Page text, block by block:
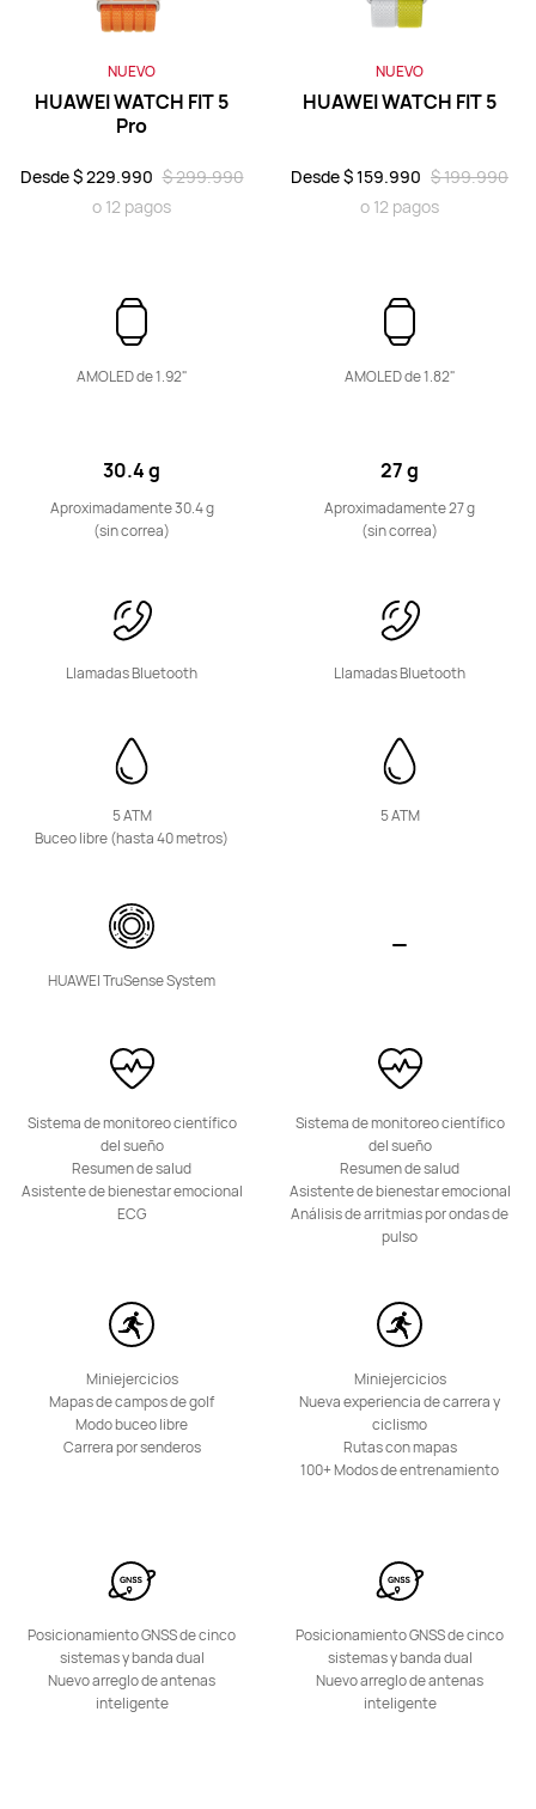
$ 49.990
Comprar
HUAWEI Band 10
Comprar
HUAWEI Band 7
Conoce más
WATCH KIDS Series
$ 299.990
o 12 pagos
Conoce más Comprar
HUAWEI WATCH KIDS 4 Pro
Desde $ 109.990 $ 169.990
o 12 pagos
Notificarme
NUEVO
HUAWEI WATCH FIT 5
Pro
Desde $ 229.990 $ 299.990
o 12 pagos
AMOLED de 1.92"
30.4 g
Aproximadamente 30.4 g
(sin correa)
Llamadas Bluetooth
5 ATM
Buceo libre (hasta 40 metros)
HUAWEI TruSense System
Sistema de monitoreo científico
del sueño
Resumen de salud
Asistente de bienestar emocional
ECG
Miniejercicios
Mapas de campos de golf
Modo buceo libre
Carrera por senderos
Posicionamiento GNSS de cinco
sistemas y banda dual
Nuevo arreglo de antenas
inteligente
NUEVO
HUAWEI WATCH FIT 5
Desde $ 159.990 $ 199.990
o 12 pagos
AMOLED de 1.82"
27 g
Aproximadamente 27 g
(sin correa)
Llamadas Bluetooth
5 ATM
Sistema de monitoreo científico
del sueño
Resumen de salud
Asistente de bienestar emocional
Análisis de arritmias por ondas de
pulso
Miniejercicios
Nueva experiencia de carrera y
ciclismo
Rutas con mapas
100+ Modos de entrenamiento
Posicionamiento GNSS de cinco
sistemas y banda dual
Nuevo arreglo de antenas
inteligente